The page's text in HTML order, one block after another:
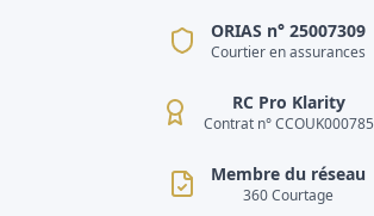
ORIAS n° 25007309
Courtier en assurances
RC Pro Klarity
Contrat n° CCOUK000785
Membre du réseau
360 Courtage